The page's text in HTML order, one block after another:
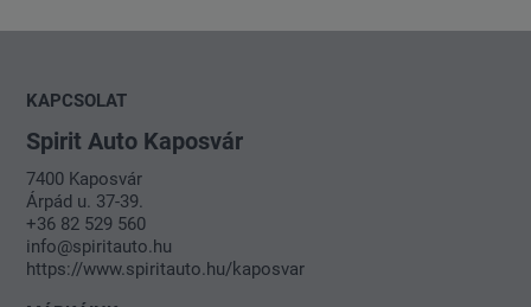
KAPCSOLAT
Spirit Auto Kaposvár
7400 Kaposvár
Árpád u. 37-39.
+36 82 529 560
info@spiritauto.hu
https://www.spiritauto.hu/kaposvar